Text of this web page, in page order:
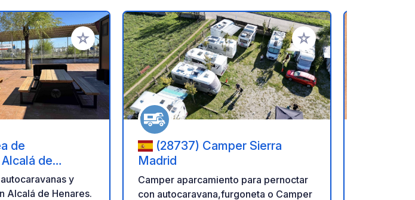
Añadir a tus favoritos
de
de
y
Alcalá de Henares.
Añadir a tus favoritos
(28737) Camper Sierra
Madrid
Camper aparcamiento para pernoctar
con autocaravana,furgoneta o Camper